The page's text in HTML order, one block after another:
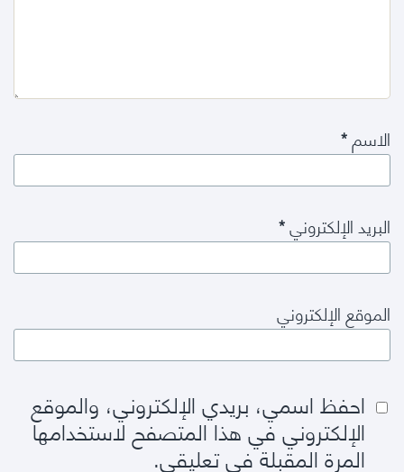
الاسم*
البريد الإلكتروني*
الموقع الإلكتروني
احفظ اسمي، بريدي الإلكتروني، والموقع
الإلكتروني في هذا المتصفح لاستخدامها
المرة المقبلة في تعليقي.